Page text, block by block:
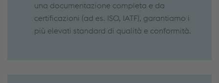
una documentazione completa e da
certificazioni (ad es. ISO, IATF), garantiamo i
più elevati standard di qualità e conformità.